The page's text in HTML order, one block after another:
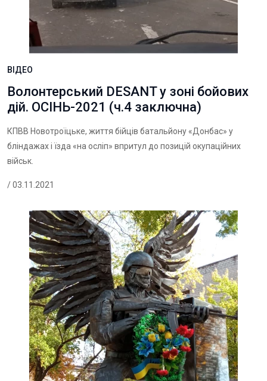
ВІДЕО
Волонтерський DESANT у зоні бойових
дій. ОСІНЬ-2021 (ч.4 заключна)
КПВВ Новотроїцьке, життя бійців батальйону «Донбас» у
бліндажах і їзда «на осліп» впритул до позицій окупаційних
військ.
/ 03.11.2021